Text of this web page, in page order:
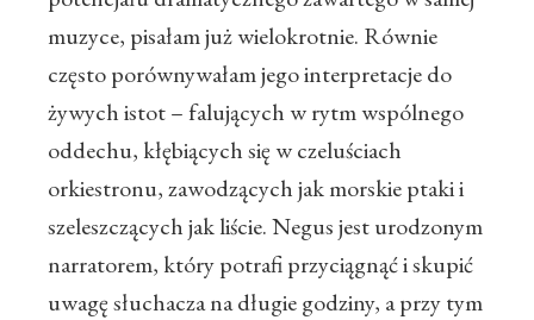
muzyce, pisałam już wielokrotnie. Równie
często porównywałam jego interpretacje do
żywych istot – falujących w rytm wspólnego
oddechu, kłębiących się w czeluściach
orkiestronu, zawodzących jak morskie ptaki i
szeleszczących jak liście. Negus jest urodzonym
narratorem, który potrafi przyciągnąć i skupić
uwagę słuchacza na długie godziny, a przy tym